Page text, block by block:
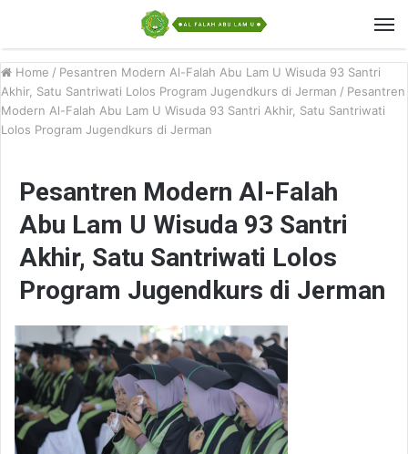
Home / Pesantren Modern Al-Falah Abu Lam U Wisuda 93 Santri
Akhir, Satu Santriwati Lolos Program Jugendkurs di Jerman / Pesantren
Modern Al-Falah Abu Lam U Wisuda 93 Santri Akhir, Satu Santriwati
Lolos Program Jugendkurs di Jerman
Pesantren Modern Al-Falah
Abu Lam U Wisuda 93 Santri
Akhir, Satu Santriwati Lolos
Program Jugendkurs di Jerman